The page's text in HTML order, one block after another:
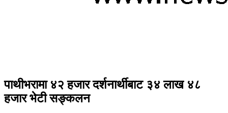
पाथीभरामा ४२ हजार दर्शनार्थीबाट ३४ लाख ४८
हजार भेटी सङ्कलन